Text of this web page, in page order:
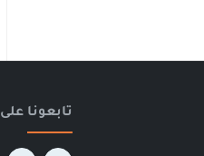
تابعونا على